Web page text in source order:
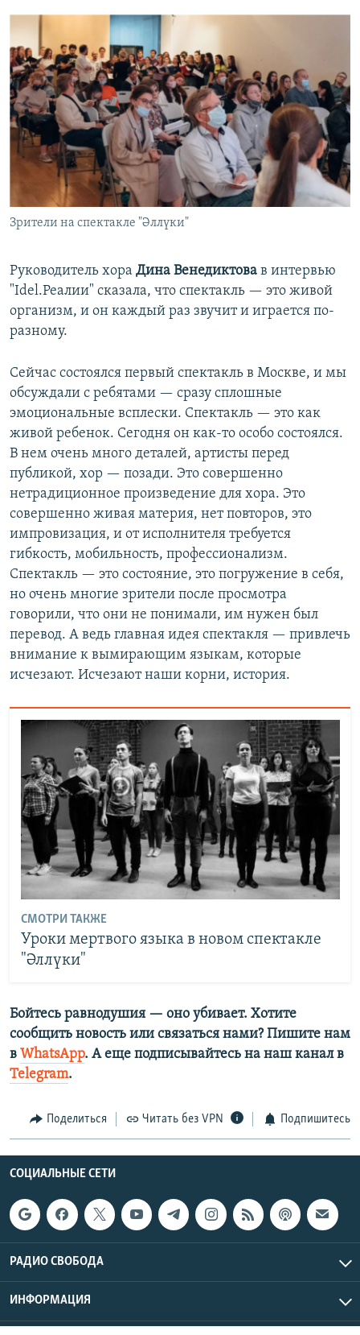
Зрители на спектакле "Әллүки"
Руководитель хора Дина Венедиктова в интервью
"Idel.Реалии" сказала, что спектакль — это живой
организм, и он каждый раз звучит и играется по-
разному.
Сейчас состоялся первый спектакль в Москве, и мы
обсуждали с ребятами — сразу сплошные
эмоциональные всплески. Спектакль — это как
живой ребенок. Сегодня он как-то особо состоялся.
В нем очень много деталей, артисты перед
публикой, хор — позади. Это совершенно
нетрадиционное произведение для хора. Это
совершенно живая материя, нет повторов, это
импровизация, и от исполнителя требуется
гибкость, мобильность, профессионализм.
Спектакль — это состояние, это погружение в себя,
но очень многие зрители после просмотра
говорили, что они не понимали, им нужен был
перевод. А ведь главная идея спектакля — привлечь
внимание к вымирающим языкам, которые
исчезают. Исчезают наши корни, история.
СМОТРИ ТАКЖЕ
Уроки мертвого языка в новом спектакле
"Әллүки"
Бойтесь равнодушия — оно убивает. Хотите
сообщить новость или связаться нами? Пишите нам
в WhatsApp. А еще подписывайтесь на наш канал в
Telegram.
Поделиться Читать без VPN Подпишитесь
СОЦИАЛЬНЫЕ СЕТИ
РАДИО СВОБОДА
ИНФОРМАЦИЯ